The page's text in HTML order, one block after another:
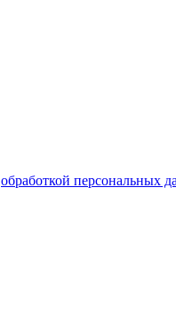
обработкой персональных